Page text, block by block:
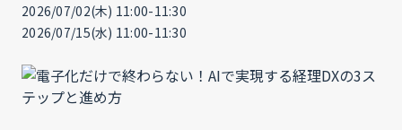
2026/07/02(木) 11:00-11:30
2026/07/15(水) 11:00-11:30